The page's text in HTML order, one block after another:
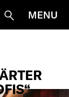
Suche
MENU